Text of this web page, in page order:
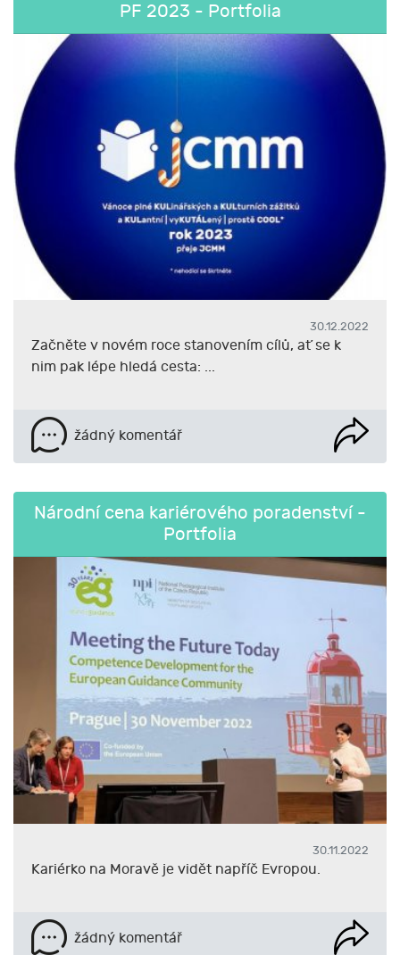
PF 2023 - Portfolia
30.12.2022
Začněte v novém roce stanovením cílů, ať se k
nim pak lépe hledá cesta: ...
žádný komentář
Národní cena kariérového poradenství -
Portfolia
30.11.2022
Kariérko na Moravě je vidět napříč Evropou.
žádný komentář